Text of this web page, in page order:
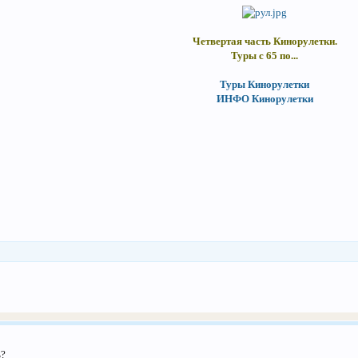
Четвертая часть Кинорулетки.
Туры с 65 по...
Туры Кинорулетки
ИНФО Кинорулетки